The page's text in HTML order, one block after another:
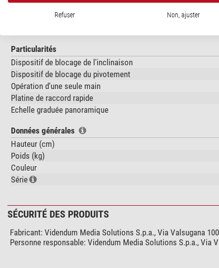
Plage d'inclinaison (°)
Plage de pivotement (°)
Particularités
Dispositif de blocage de l'inclinaison
Dispositif de blocage du pivotement
Opération d'une seule main
Platine de raccord rapide
Echelle graduée panoramique
Données générales
Hauteur (cm)
Poids (kg)
Couleur
Série
SÉCURITÉ DES PRODUITS
Fabricant: Videndum Media Solutions S.p.a., Via Valsugana
Personne responsable: Videndum Media Solutions S.p.a., Via
Refuser Non, ajuster